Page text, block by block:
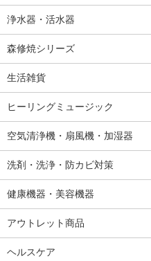
浄水器・活水器
森修焼シリーズ
生活雑貨
ヒーリングミュージック
空気清浄機・扇風機・加湿器
洗剤・洗浄・防カビ対策
健康機器・美容機器
アウトレット商品
ヘルスケア